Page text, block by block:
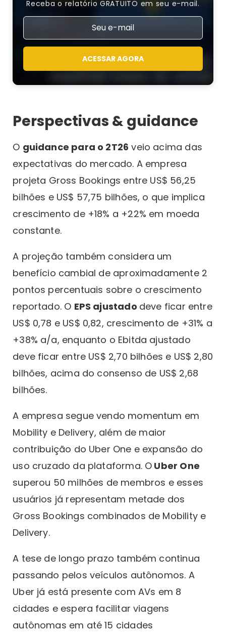
Receba o relatório GRATUITO em seu e-mail.
ACESSAR AGORA
Perspectivas & guidance
O guidance para o 2T26 veio acima das
expectativas do mercado. A empresa
projeta Gross Bookings entre US$ 56,25
bilhões e US$ 57,75 bilhões, o que implica
crescimento de +18% a +22% em moeda
constante.
A projeção também considera um
benefício cambial de aproximadamente 2
pontos percentuais sobre o crescimento
reportado. O EPS ajustado deve ficar entre
US$ 0,78 e US$ 0,82, crescimento de +31% a
+38% a/a, enquanto o Ebitda ajustado
deve ficar entre US$ 2,70 bilhões e US$ 2,80
bilhões, acima do consenso de US$ 2,68
bilhões.
A empresa segue vendo momentum em
Mobility e Delivery, além de maior
contribuição do Uber One e expansão do
uso cruzado da plataforma. O Uber One
superou 50 milhões de membros e esses
usuários já representam metade dos
Gross Bookings combinados de Mobility e
Delivery.
A tese de longo prazo também continua
passando pelos veículos autônomos. A
Uber já está presente com AVs em 8
cidades e espera facilitar viagens
autônomas em até 15 cidades